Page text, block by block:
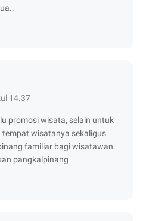
14.37
promosi wisata, selain untuk
wisatanya sekaligus
familiar bagi wisatawan.
pangkalpinang